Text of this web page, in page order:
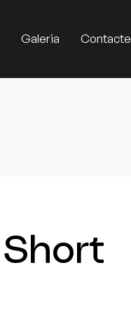
Galeria Contacte